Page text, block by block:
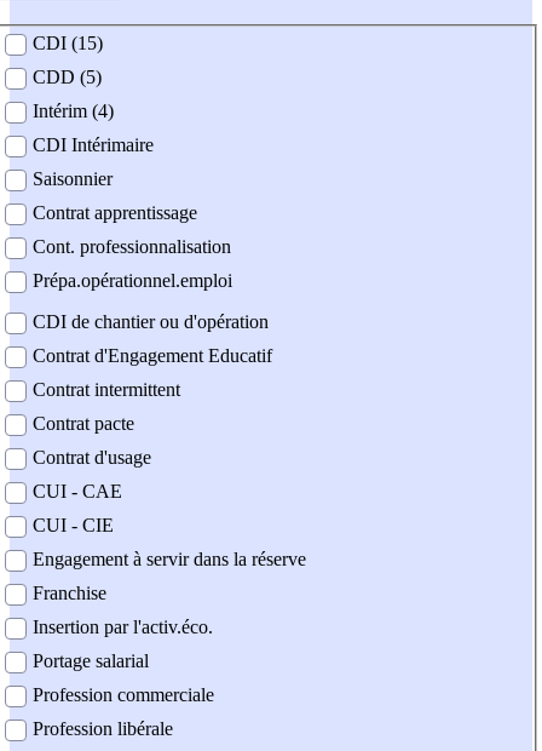
contrat
CDI (15)
CDD (5)
Intérim (4)
CDI Intérimaire
Saisonnier
Contrat apprentissage
Cont. professionnalisation
Prépa.opérationnel.emploi
CDI de chantier ou d'opération
Contrat d'Engagement Educatif
Contrat intermittent
Contrat pacte
Contrat d'usage
CUI - CAE
CUI - CIE
Engagement à servir dans la réserve
Franchise
Insertion par l'activ.éco.
Portage salarial
Profession commerciale
Profession libérale